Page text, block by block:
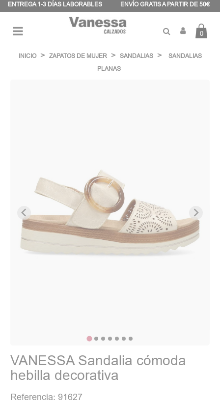
ENTREGA 1-3 DÍAS LABORABLES ENVÍO GRATIS A PARTIR DE 50€
de
palanca
0
INICIO ZAPATOS DE MUJER SANDALIAS
SANDALIAS
PLANAS
VANESSA Sandalia cómoda
hebilla decorativa
Referencia: 91627
Panel de gestión de cookies